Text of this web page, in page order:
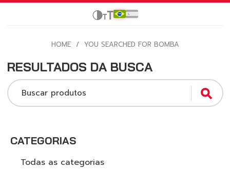
HOME / YOU SEARCHED FOR BOMBA
CATEGORIAS
Todas as categorias
RESULTADOS DA BUSCA
Buscar produtos